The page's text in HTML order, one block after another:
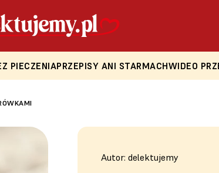
PIECZENIAPRZEPISY ANI STARMACHWIDEO
Autor: delektujemy